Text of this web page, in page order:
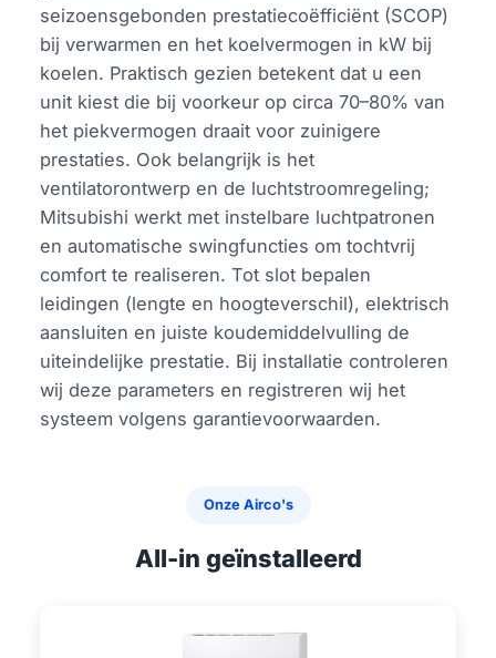
seizoensgebonden prestatiecoëfficiënt (SCOP)
bij verwarmen en het koelvermogen in kW bij
koelen. Praktisch gezien betekent dat u een
unit kiest die bij voorkeur op circa 70–80% van
het piekvermogen draait voor zuinigere
prestaties. Ook belangrijk is het
ventilatorontwerp en de luchtstroomregeling;
Mitsubishi werkt met instelbare luchtpatronen
en automatische swingfuncties om tochtvrij
comfort te realiseren. Tot slot bepalen
leidingen (lengte en hoogteverschil), elektrisch
aansluiten en juiste koudemiddelvulling de
uiteindelijke prestatie. Bij installatie controleren
wij deze parameters en registreren wij het
systeem volgens garantievoorwaarden.
Onze Airco's
All-in geïnstalleerd